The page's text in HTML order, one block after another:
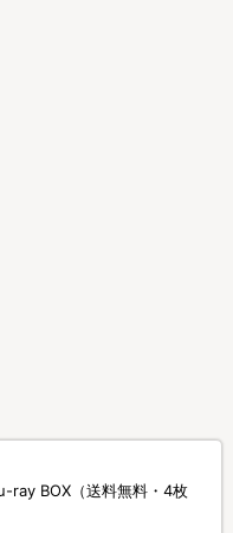
ray BOX（送料無料・4枚